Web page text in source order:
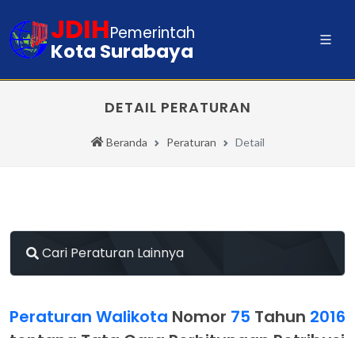
JDIHPemerintah
Kota Surabaya
DETAIL PERATURAN
Beranda Peraturan Detail
Cari Peraturan Lainnya
Peraturan Walikota Nomor 75 Tahun 2016